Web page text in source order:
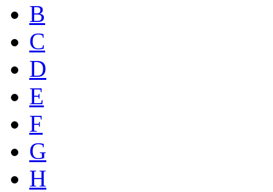
B
C
D
E
F
G
H